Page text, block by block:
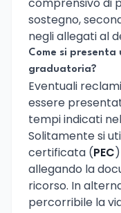
comprensivo di
sostegno,
negli allegati al
Come si presenta
graduatoria?
Eventuali
essere
tempi indicati
Solitamente si
certificata (PEC
allegando la
ricorso. In
percorribile la